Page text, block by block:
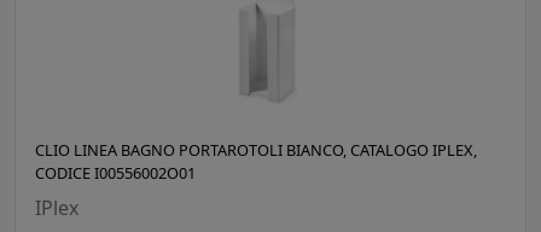
CLIO LINEA BAGNO PORTAROTOLI BIANCO, CATALOGO IPLEX,
CODICE I00556002O01
IPlex